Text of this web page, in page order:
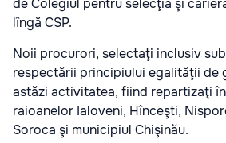
de Colegiul pentru selecţia şi
lîngă CSP.
Noii procurori, selectaţi inclusiv
respectării principiului egalităţii de
astăzi activitatea, fiind repartizaţi
raioanelor Ialoveni, Hînceşti,
Soroca şi municipiul Chişinău.